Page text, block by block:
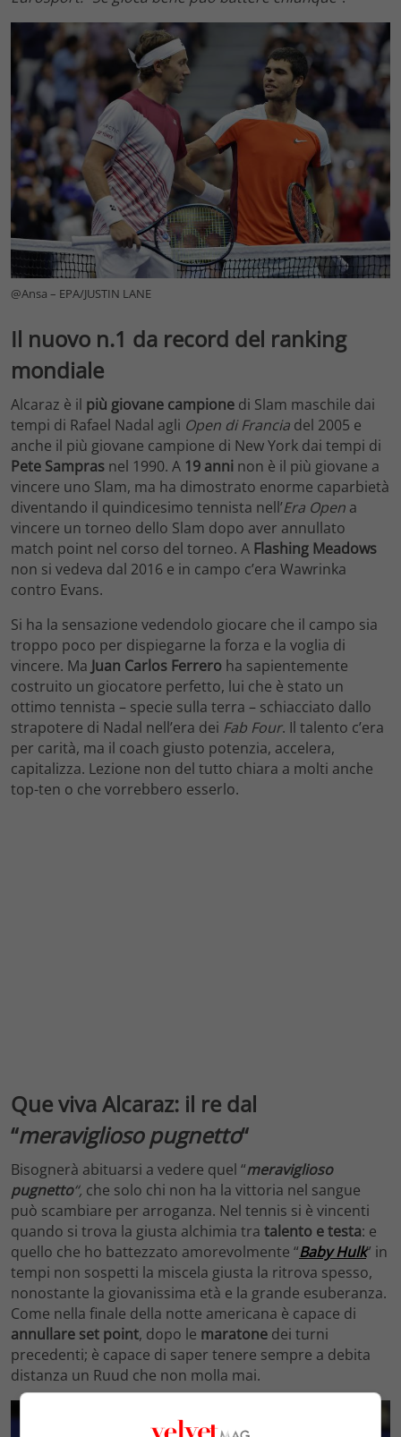
@Ansa – EPA/JUSTIN LANE
Il nuovo n.1 da record del ranking
mondiale
Alcaraz è il più giovane campione di Slam maschile dai
tempi di Rafael Nadal agli Open di Francia del 2005 e
anche il più giovane campione di New York dai tempi di
Pete Sampras nel 1990. A 19 anni non è il più giovane a
vincere uno Slam, ma ha dimostrato enorme caparbietà
diventando il quindicesimo tennista nell’Era Open a
vincere un torneo dello Slam dopo aver annullato
match point nel corso del torneo. A Flashing Meadows
non si vedeva dal 2016 e in campo c’era Wawrinka
contro Evans.
Si ha la sensazione vedendolo giocare che il campo sia
troppo poco per dispiegarne la forza e la voglia di
vincere. Ma Juan Carlos Ferrero ha sapientemente
costruito un giocatore perfetto, lui che è stato un
ottimo tennista – specie sulla terra – schiacciato dallo
strapotere di Nadal nell’era dei Fab Four. Il talento c’era
per carità, ma il coach giusto potenzia, accelera,
capitalizza. Lezione non del tutto chiara a molti anche
top-ten o che vorrebbero esserlo.
Que viva Alcaraz: il re dal
“meraviglioso pugnetto“
Bisognerà abituarsi a vedere quel “meraviglioso
pugnetto“, che solo chi non ha la vittoria nel sangue
può scambiare per arroganza. Nel tennis si è vincenti
quando si trova la giusta alchimia tra talento e testa: e
quello che ho battezzato amorevolmente “Baby Hulk” in
tempi non sospetti la miscela giusta la ritrova spesso,
nonostante la giovanissima età e la grande esuberanza.
Come nella finale della notte americana è capace di
annullare set point, dopo le maratone dei turni
precedenti; è capace di saper tenere sempre a debita
distanza un Ruud che non molla mai.